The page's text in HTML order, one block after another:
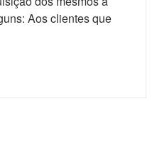
Aos clientes que